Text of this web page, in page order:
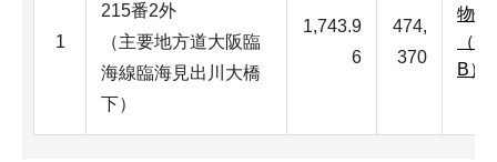
1
215番2外
（主要地方道大阪臨
海線臨海見出川大橋
下）
1,743.9
6
474,
370
物件
（
B）